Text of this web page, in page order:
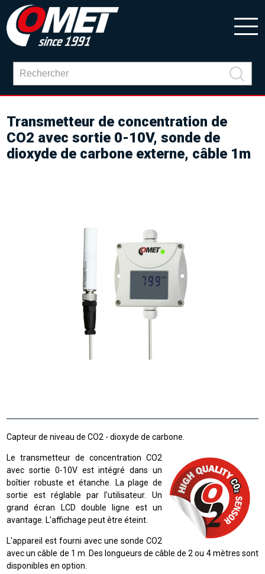
Transmetteur de concentration de
CO2 avec sortie 0-10V, sonde de
dioxyde de carbone externe, câble 1m
Capteur de niveau de CO2 - dioxyde de carbone.
Le transmetteur de concentration CO2
avec sortie 0-10V est intégré dans un
boîtier robuste et étanche. La plage de
sortie est réglable par l'utilisateur. Un
grand écran LCD double ligne est un
avantage. L'affichage peut être éteint.
L'appareil est fourni avec une sonde CO2
avec un câble de 1 m. Des longueurs de câble de 2 ou 4 mètres sont
disponibles en option.